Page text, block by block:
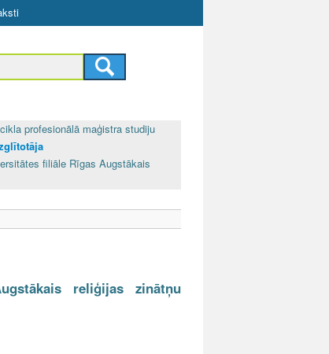
profesionālā maģistra studiju
filiāle Rīgas Augstākais
reliģijas zinātņu